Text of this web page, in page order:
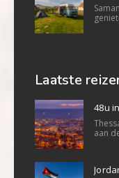
Laatste
48u
aan